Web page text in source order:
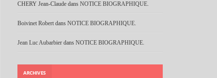
CHERY Jean-Claude dans NOTICE BIOGRAPHIQUE.
Boivinet Robert dans NOTICE BIOGRAPHIQUE.
Jean Luc Aubarbier dans NOTICE BIOGRAPHIQUE.
ARCHIVES